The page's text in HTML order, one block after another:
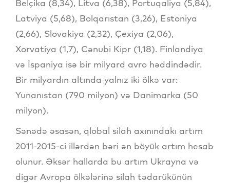
Belçika (8,34), Litva (6,38), Portuqaliya (5,84),
Latviya (5,68), Bolqarıstan (3,26), Estoniya
(2,66), Slovakiya (2,32), Çexiya (2,06),
Xorvatiya (1,7), Cənubi Kipr (1,18). Finlandiya
və İspaniya isə bir milyard avro həddindədir.
Bir milyardın altında yalnız iki ölkə var:
Yunanıstan (790 milyon) və Danimarka (50
milyon).
Sənədə əsasən, qlobal silah axınındakı artım
2011-2015-ci illərdən bəri ən böyük artım hesab
olunur. Əksər hallarda bu artım Ukrayna və
digər Avropa ölkələrinə silah tədarükünün